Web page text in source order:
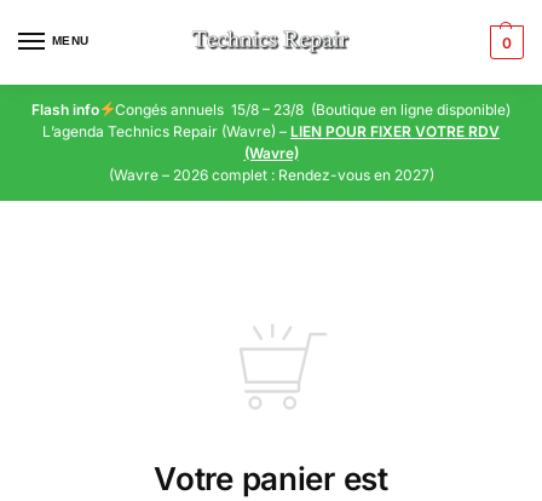
MENU 0
Flash info
Congés annuels 15/8 – 23/8 (Boutique en ligne disponible)
L’agenda Technics Repair (Wavre) – LIEN POUR FIXER VOTRE RDV
(Wavre)
(Wavre – 2026 complet : Rendez-vous en 2027)
Votre panier est